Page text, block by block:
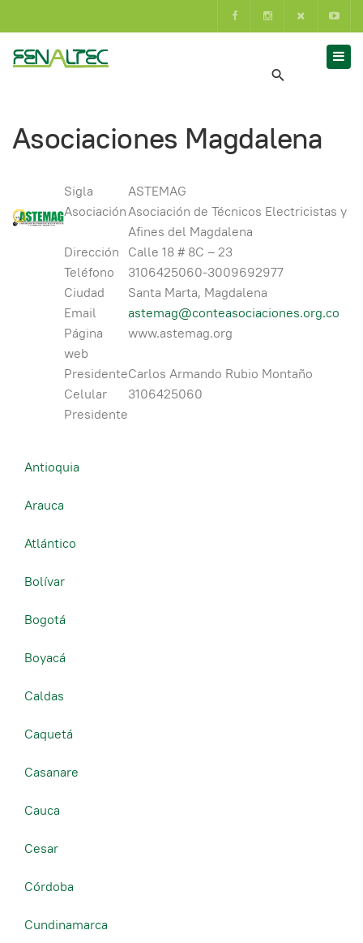
Asociaciones Magdalena
Sigla
ASTEMAG
AsociaciónAsociación de Técnicos Electricistas y
Afines del Magdalena
Dirección
Calle 18 # 8C – 23
Teléfono
3106425060-3009692977
Ciudad
Santa Marta, Magdalena
Email
astemag@conteasociaciones.org.co
Página
web
www.astemag.org
PresidenteCarlos Armando Rubio Montaño
Celular
Presidente
3106425060
Antioquia
Arauca
Atlántico
Bolívar
Bogotá
Boyacá
Caldas
Caquetá
Casanare
Cauca
Cesar
Córdoba
Cundinamarca